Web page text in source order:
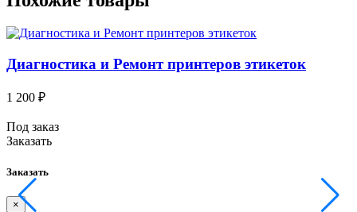
Диагностика и Ремонт принтеров этикеток
1 200 ₽
Под заказ
Заказать
Заказать
×